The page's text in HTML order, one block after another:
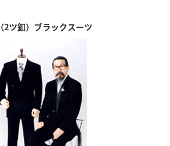
2ツ釦）ブラックスーツ